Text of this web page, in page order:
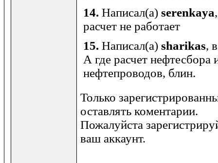
14. Написал(а) serenkaya
расчет не работает
15. Написал(а) sharikas,
А где расчет нефтесбора
нефтепроводов, блин.
Только
оставлять коментарии.
Пожалуйста
ваш аккаунт.